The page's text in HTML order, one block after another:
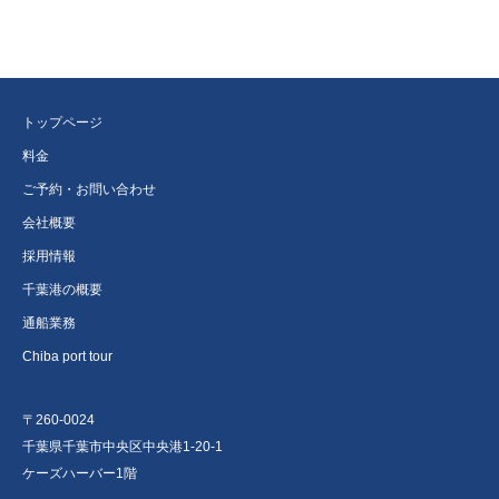
トップページ
料金
ご予約・お問い合わせ
会社概要
採用情報
千葉港の概要
通船業務
Chiba port tour
〒260-0024
千葉県千葉市中央区中央港1-20-1
ケーズハーバー1階